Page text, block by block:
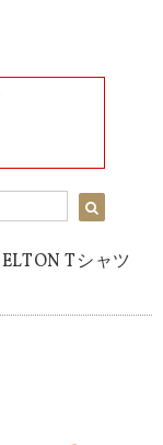
Tシャツ